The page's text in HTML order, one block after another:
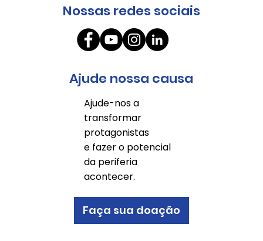
Nossas redes sociais
Ajude nossa causa
Ajude-nos a
transformar
protagonistas
e fazer o potencial
da periferia
acontecer.
Faça sua doação